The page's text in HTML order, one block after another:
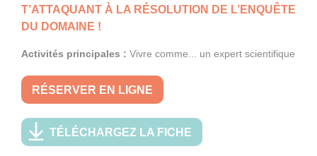
T’ATTAQUANT À LA RÉSOLUTION DE L’ENQUÊTE
DU DOMAINE !
Activités principales : Vivre comme... un expert scientifique
RÉSERVER EN LIGNE
TÉLÉCHARGEZ LA FICHE